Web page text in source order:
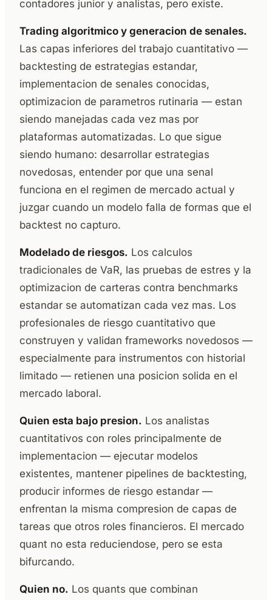
contadores junior y analistas, pero existe.
Trading algoritmico y generacion de senales.
Las capas inferiores del trabajo cuantitativo —
backtesting de estrategias estandar,
implementacion de senales conocidas,
optimizacion de parametros rutinaria — estan
siendo manejadas cada vez mas por
plataformas automatizadas. Lo que sigue
siendo humano: desarrollar estrategias
novedosas, entender por que una senal
funciona en el regimen de mercado actual y
juzgar cuando un modelo falla de formas que el
backtest no capturo.
Modelado de riesgos. Los calculos
tradicionales de VaR, las pruebas de estres y la
optimizacion de carteras contra benchmarks
estandar se automatizan cada vez mas. Los
profesionales de riesgo cuantitativo que
construyen y validan frameworks novedosos —
especialmente para instrumentos con historial
limitado — retienen una posicion solida en el
mercado laboral.
Quien esta bajo presion. Los analistas
cuantitativos con roles principalmente de
implementacion — ejecutar modelos
existentes, mantener pipelines de backtesting,
producir informes de riesgo estandar —
enfrentan la misma compresion de capas de
tareas que otros roles financieros. El mercado
quant no esta reduciendose, pero se esta
bifurcando.
Quien no. Los quants que combinan